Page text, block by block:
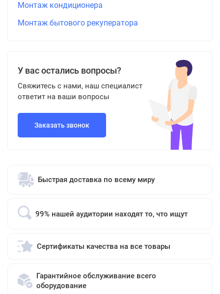
Монтаж кондиционера
Монтаж бытового рекуператора
У вас остались вопросы?
Свяжитесь с нами, наш специалист
ответит на ваши вопросы
Заказать звонок
Быстрая доставка по всему миру
99% нашей аудитории находят то, что ищут
Сертификаты качества на все товары
Гарантийное обслуживание всего
оборудование